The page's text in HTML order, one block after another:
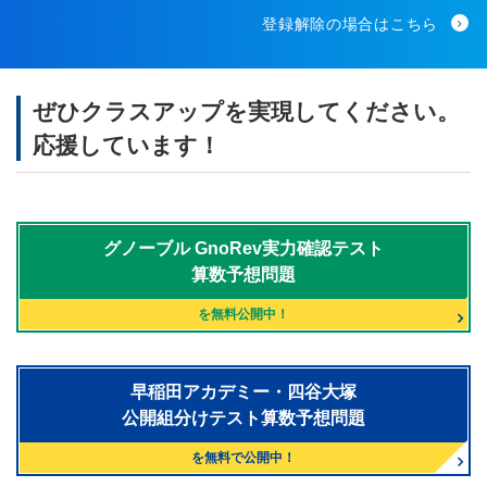
登録解除の場合はこちら
ぜひクラスアップを実現してください。
応援しています！
グノーブルGnoRev実力確認テスト
算数予想問題
を無料公開中！
早稲田アカデミー・四谷大塚
公開組分けテスト算数予想問題
を無料で公開中！